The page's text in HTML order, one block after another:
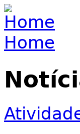
Jump to navigation
You are here
Home